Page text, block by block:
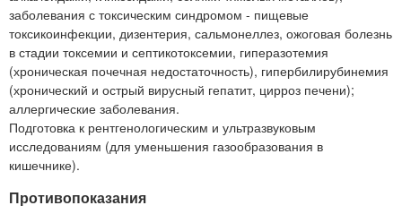
заболевания с токсическим синдромом - пищевые
токсикоинфекции, дизентерия, сальмонеллез, ожоговая болезнь
в стадии токсемии и септикотоксемии, гиперазотемия
(хроническая почечная недостаточность), гипербилирубинемия
(хронический и острый вирусный гепатит, цирроз печени);
аллергические заболевания.
Подготовка к рентгенологическим и ультразвуковым
исследованиям (для уменьшения газообразования в
кишечнике).
Противопоказания